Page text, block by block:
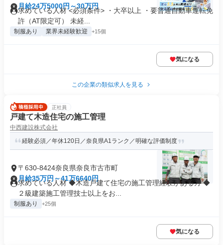
月給24万5000円～30万円
求めている人材 <必須条件> ・大卒以上 ・要普通自動車運転免
許（AT限定可） 未経...
制服あり 業界未経験歓迎 +15個
気になる
この企業の類似求人を見る
正社員
戸建て木造住宅の施工管理
中西建設株式会社
経験必須／年休120日／奈良県A1ランク／明確な評価制度
〒630-8424奈良県奈良市古市町
月給35万円～41万6640円
求めている人材 ◆木造戸建て住宅の施工管理経験がある方 ◆
２級建築施工管理技士以上をお...
制服あり +25個
気になる